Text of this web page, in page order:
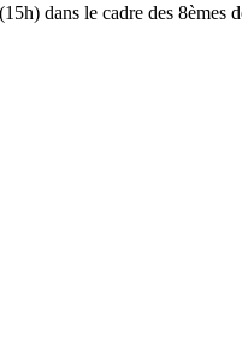
dans le cadre des 8èmes